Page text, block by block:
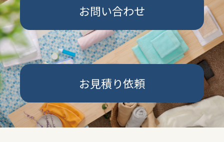
お問い合わせ
お見積り依頼